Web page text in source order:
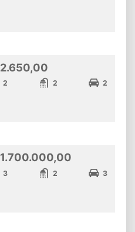
2.650,00
2 2 2
1.700.000,00
3 2 3